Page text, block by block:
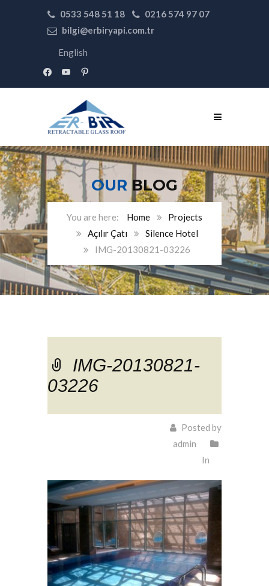
0533 548 51 18
0216 574 97 07
bilgi@erbiryapi.com.tr
English
facebookyoutubepinterest
OUR BLOG
Home
Projects
Açılır Çatı
Silence Hotel
IMG-20130821-03226
IMG-20130821-
03226
Posted by
admin
In